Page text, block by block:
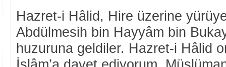
Hazret-i Hâlid, Hire üzerine
Abdülmesih bin Hayyâm bin
huzuruna geldiler. Hazret-i Hâlid